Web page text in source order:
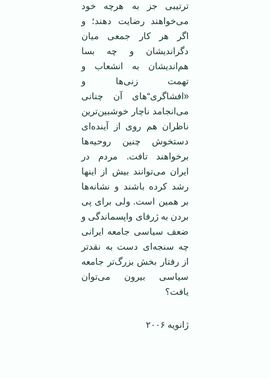
ترتيبی جز به هرچه خود
می‌خواهند رضايت‌ دهند؛ و
اگر هر کار جمعی ميان
دگرانديشان و چه بسا
هم‌انديشان به انشعاب و
تهمت زنی‌ها و
«افشاگری“های آن چنانی
می‌انجامد ناچار خوشبين‌ترين
ناظران هم روی از آينده‌ای
دستخوش چنين روحيه‌ها
برخواهند تافت. مردم در
ايران می‌توانند بيش از اينها
رشد کرده باشند و نشانه‌ها
بر همين است. ولی برای پی
بردن به ژرفای واپسماندگی و
ضعف سياسی جامعه ايرانی
چه سنجه‌ای دست به نقدتر
از رفتار بخش بزرگ‌تر جامعه
سياسی بيرون می‌توان
يافت؟
ژانويه ۲۰۰۶